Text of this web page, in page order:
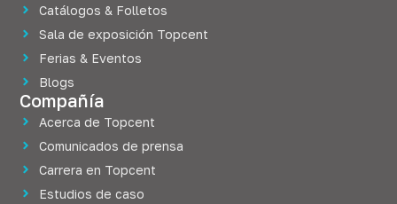
Catálogos & Folletos
Sala de exposición Topcent
Ferias & Eventos
Blogs
Compañía
Acerca de Topcent
Comunicados de prensa
Carrera en Topcent
Estudios de caso